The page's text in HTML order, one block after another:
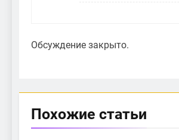
Обсуждение закрыто.
Похожие статьи